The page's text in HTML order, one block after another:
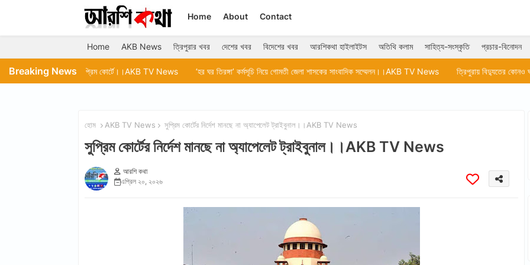
Home About Contact
Home AKB News ত্রিপুরার খবর দেশের খবর বিদেশের খবর আরশিকথা হাইলাইটস অতিথি কলাম সাহিত্য-সংস্কৃতি প্রচার-বিনোদন
Breaking News
আবেদন সুপ্রিম কোর্টে।।AKB TV News ‘হর ঘর তিরঙ্গা’ কর্মসূচি নিয়ে গোমতী জেলা শাসকের সাংবাদিক সম্মেলন।।AKB TV News ত্রিপুরায় বিদ্যুতের কোনও ঘাটতি নেই।।
হোম AKB TV News সুপ্রিম কোর্টের নির্দেশ মানছে না অ্যাপেলেট ট্রাইবুনাল।।AKB TV News
সুপ্রিম কোর্টের নির্দেশ মানছে না অ্যাপেলেট ট্রাইবুনাল।।AKB TV News
আরশি কথা
এপ্রিল ২০, ২০২৬